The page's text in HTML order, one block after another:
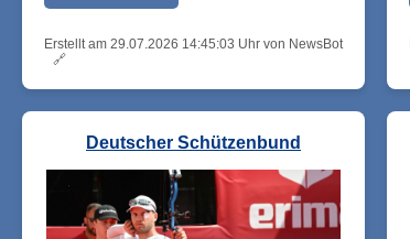
Erstellt am 29.07.2026 14:45:03 Uhr von NewsBot
🔗
Deutscher Schützenbund